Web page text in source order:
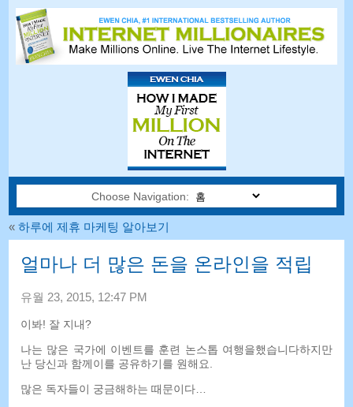
Choose Navigation:
«하루에 제휴 마케팅 알아보기
얼마나 더 많은 돈을 온라인을 적립
유월 23, 2015, 12:47 PM
이봐! 잘 지내?
나는 많은 국가에 이벤트를 훈련 논스톱 여행을했습니다하지만
난 당신과 함께이를 공유하기를 원해요.
많은 독자들이 궁금해하는 때문이다…